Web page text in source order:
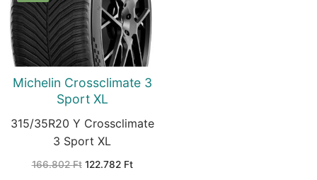
Michelin Crossclimate 3
Sport XL
315/35R20 Y Crossclimate
3 Sport XL
166.802Ft Original
122.782 FtCurrent